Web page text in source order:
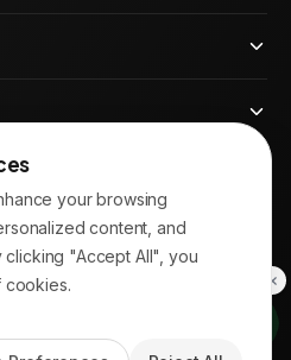
your browsing
content, and
clicking "Accept All", you
cookies.